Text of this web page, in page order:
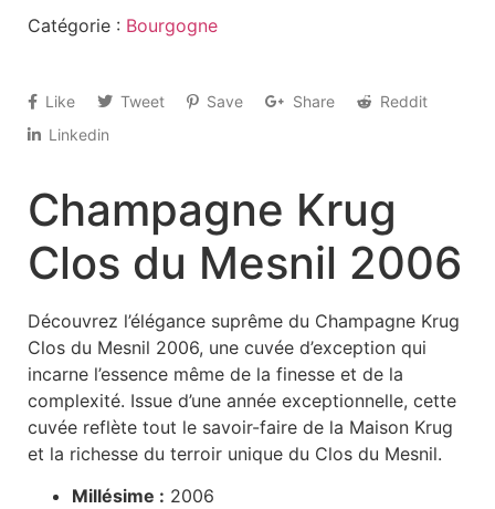
Catégorie : Bourgogne
Like Tweet Save Share
Reddit
Linkedin
Champagne Krug
Clos du Mesnil 2006
Découvrez l’élégance suprême du Champagne Krug
Clos du Mesnil 2006, une cuvée d’exception qui
incarne l’essence même de la finesse et de la
complexité. Issue d’une année exceptionnelle, cette
cuvée reflète tout le savoir-faire de la Maison Krug
et la richesse du terroir unique du Clos du Mesnil.
Millésime : 2006